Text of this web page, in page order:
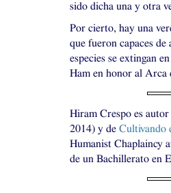
sido dicha una y otra
Por cierto, hay una
que fueron capaces de
especies se extingan
Ham en honor al Arca
Hiram Crespo es
2014) y de Cultivando
Humanist Chaplaincy
de un Bachillerato en